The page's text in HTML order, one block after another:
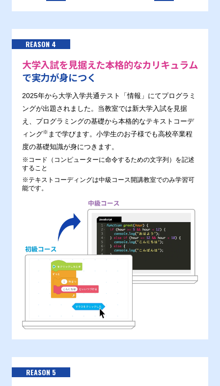
REASON 4
大学入試を見据えた本格的なカリキュラム
で実力が身につく
2025年から大学入学共通テスト「情報」にてプログラミ
ングが出題されました。当教室では新大学入試を見据
え、プログラミングの基礎から本格的なテキストコーデ
ィング※ まで学びます。小学生のお子様でも高校卒業程
度の基礎知識が身につきます。
※コード（コンピューターに命令するための文字列）を記述
すること
※テキストコーディングは中級コース開講教室でのみ学習可
能です。
REASON 5